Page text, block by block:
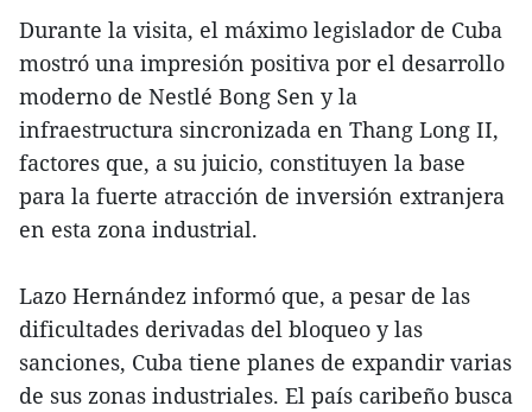
Durante la visita, el máximo legislador de Cuba
mostró una impresión positiva por el desarrollo
moderno de Nestlé Bong Sen y la
infraestructura sincronizada en Thang Long II,
factores que, a su juicio, constituyen la base
para la fuerte atracción de inversión extranjera
en esta zona industrial.
Lazo Hernández informó que, a pesar de las
dificultades derivadas del bloqueo y las
sanciones, Cuba tiene planes de expandir varias
de sus zonas industriales. El país caribeño busca